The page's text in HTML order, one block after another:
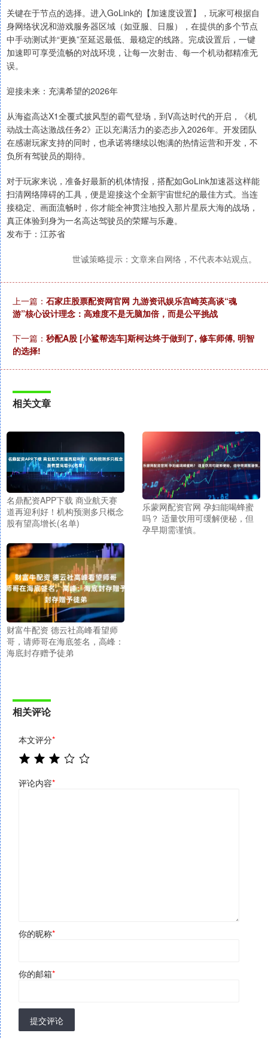
关键在于节点的选择。进入GoLink的【加速度设置】，玩家可根据自
身网络状况和游戏服务器区域（如亚服、日服），在提供的多个节点
中手动测试并“更换”至延迟最低、最稳定的线路。完成设置后，一键
加速即可享受流畅的对战环境，让每一次射击、每一个机动都精准无
误。
迎接未来：充满希望的2026年
从海盗高达X1全覆式披风型的霸气登场，到V高达时代的开启，《机
动战士高达激战任务2》正以充满活力的姿态步入2026年。开发团队
在感谢玩家支持的同时，也承诺将继续以饱满的热情运营和开发，不
负所有驾驶员的期待。
对于玩家来说，准备好最新的机体情报，搭配如GoLink加速器这样能
扫清网络障碍的工具，便是迎接这个全新宇宙世纪的最佳方式。当连
接稳定、画面流畅时，你才能全神贯注地投入那片星辰大海的战场，
真正体验到身为一名高达驾驶员的荣耀与乐趣。
发布于：江苏省
世诚策略提示：文章来自网络，不代表本站观点。
上一篇： 石家庄股票配资网官网 九游资讯娱乐宫崎英高谈“魂
游”核心设计理念：高难度不是无脑加倍，而是公平挑战
下一篇： 秒配A股 [小鲨帮选车]斯柯达终于做到了, 修车师傅, 明智
的选择!
相关文章
名鼎配资APP下载 商业航天赛
道再迎利好！机构预测多只概念
股有望高增长(名单)
乐蒙网配资官网 孕妇能喝蜂蜜
吗？ 适量饮用可缓解便秘，但
孕早期需谨慎。
财富牛配资 德云社高峰看望师
哥，请师哥在海底签名，高峰：
海底封存赠予徒弟
相关评论
本文评分*
评论内容*
你的昵称*
你的邮箱*
提交评论